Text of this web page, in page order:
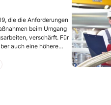
2025
die die Anforderungen
beim Umgang
verschärft. Für
auch eine höhere